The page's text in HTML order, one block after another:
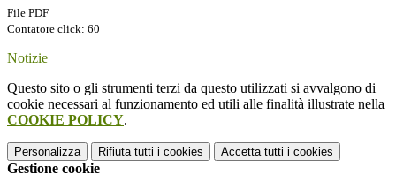
File PDF
Contatore click: 60
Notizie
Questo sito o gli strumenti terzi da questo utilizzati si avvalgono di
cookie necessari al funzionamento ed utili alle finalità illustrate nella
COOKIE POLICY.
Personalizza Rifiuta tutti i cookies Accetta tutti i cookies
Gestione cookie